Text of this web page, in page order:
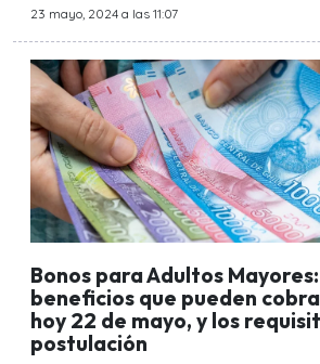
23 mayo, 2024 a las 11:07
Bonos para Adultos
beneficios que pueden
hoy 22 de mayo, y los
postulación